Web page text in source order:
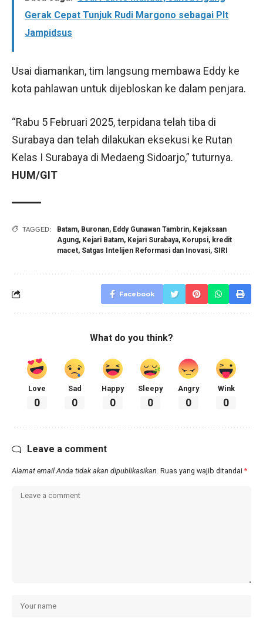
Gerak Cepat Tunjuk Rudi Margono sebagai Plt
Jampidsus
Usai diamankan, tim langsung membawa Eddy ke
kota pahlawan untuk dijebloskan ke dalam penjara.
“Rabu 5 Februari 2025, terpidana telah tiba di
Surabaya dan telah dilakukan eksekusi ke Rutan
Kelas I Surabaya di Medaeng Sidoarjo,” tuturnya.
HUM/GIT
TAGGED: Batam, Buronan, Eddy Gunawan Tambrin, Kejaksaan
Agung, Kejari Batam, Kejari Surabaya, Korupsi, kredit
macet, Satgas Intelijen Reformasi dan Inovasi, SIRI
Facebook
What do you think?
Love
0
Sad
0
Happy
0
Sleepy
0
Angry
0
Wink
0
Leave a comment
Alamat email Anda tidak akan dipublikasikan. Ruas yang wajib ditandai *